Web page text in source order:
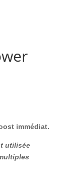
immédiat.
utilisée